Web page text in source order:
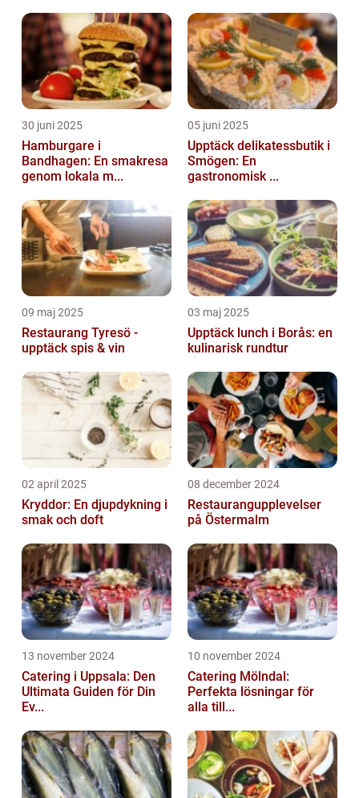
30 juni 2025
Hamburgare i
Bandhagen: En smakresa
genom lokala m...
05 juni 2025
Upptäck delikatessbutik i
Smögen: En
gastronomisk ...
09 maj 2025
Restaurang Tyresö -
upptäck spis & vin
03 maj 2025
Upptäck lunch i Borås: en
kulinarisk rundtur
02 april 2025
Kryddor: En djupdykning i
smak och doft
08 december 2024
Restaurangupplevelser
på Östermalm
13 november 2024
Catering i Uppsala: Den
Ultimata Guiden för Din
Ev...
10 november 2024
Catering Mölndal:
Perfekta lösningar för
alla till...